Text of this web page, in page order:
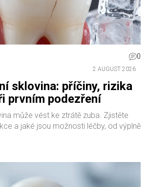
0
2 AUGUST 2026
sklovina: příčiny, rizika
prvním podezření
může vést ke ztrátě zuba. Zjistěte
a jaké jsou možnosti léčby, od výplně